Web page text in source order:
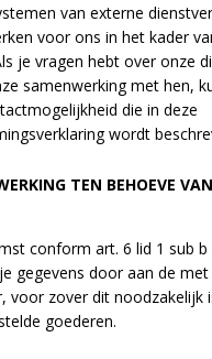
van externe
voor ons in het kader
je vragen hebt over onze
samenwerking met hen,
die in deze
wordt
TEN BEHOEVE
conform art. 6 lid 1 sub b
gegevens door aan de
voor zover dit noodzakelijk
goederen.